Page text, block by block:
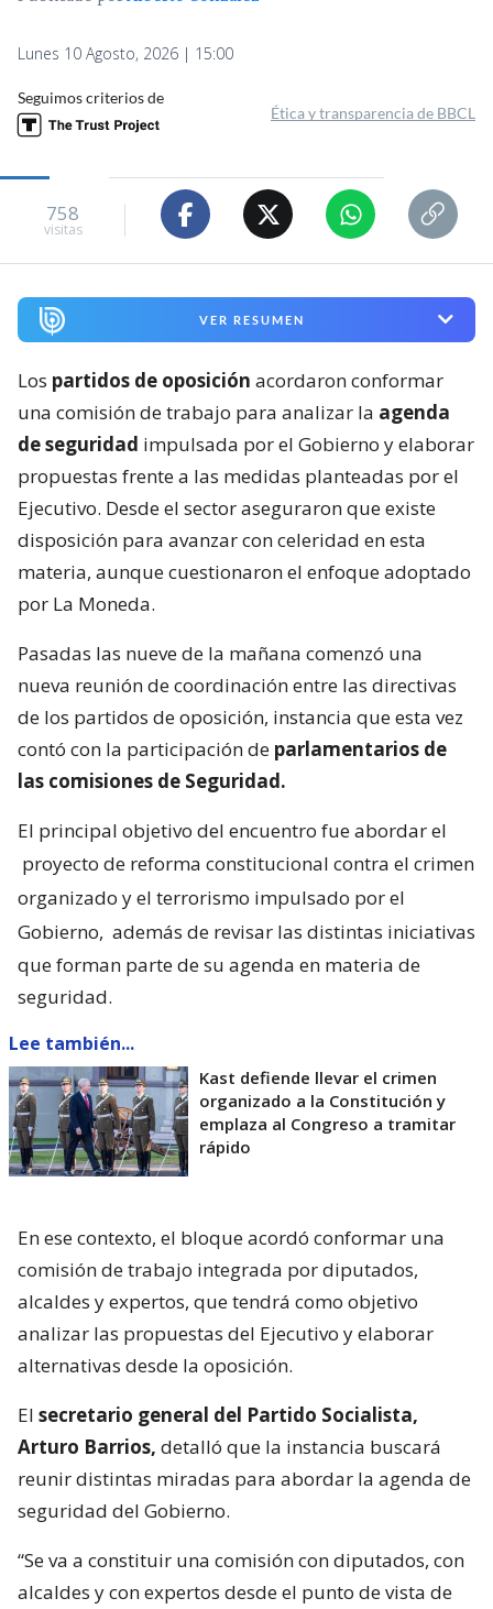
Lunes 10 Agosto, 2026 | 15:00
Seguimos criterios de
Ética y transparencia de BBCL
758
visitas
VER RESUMEN
Los partidos de oposición acordaron conformar
una comisión de trabajo para analizar la agenda
de seguridad impulsada por el Gobierno y elaborar
propuestas frente a las medidas planteadas por el
Ejecutivo. Desde el sector aseguraron que existe
disposición para avanzar con celeridad en esta
materia, aunque cuestionaron el enfoque adoptado
por La Moneda.
Pasadas las nueve de la mañana comenzó una
nueva reunión de coordinación entre las directivas
de los partidos de oposición, instancia que esta vez
contó con la participación de parlamentarios de
las comisiones de Seguridad.
El principal objetivo del encuentro fue abordar el
proyecto de reforma constitucional contra el crimen
organizado y el terrorismo impulsado por el
Gobierno, además de revisar las distintas iniciativas
que forman parte de su agenda en materia de
seguridad.
Lee también...
Kast defiende llevar el crimen
organizado a la Constitución y
emplaza al Congreso a tramitar
rápido
En ese contexto, el bloque acordó conformar una
comisión de trabajo integrada por diputados,
alcaldes y expertos, que tendrá como objetivo
analizar las propuestas del Ejecutivo y elaborar
alternativas desde la oposición.
El secretario general del Partido Socialista,
Arturo Barrios, detalló que la instancia buscará
reunir distintas miradas para abordar la agenda de
seguridad del Gobierno.
“Se va a constituir una comisión con diputados, con
alcaldes y con expertos desde el punto de vista de